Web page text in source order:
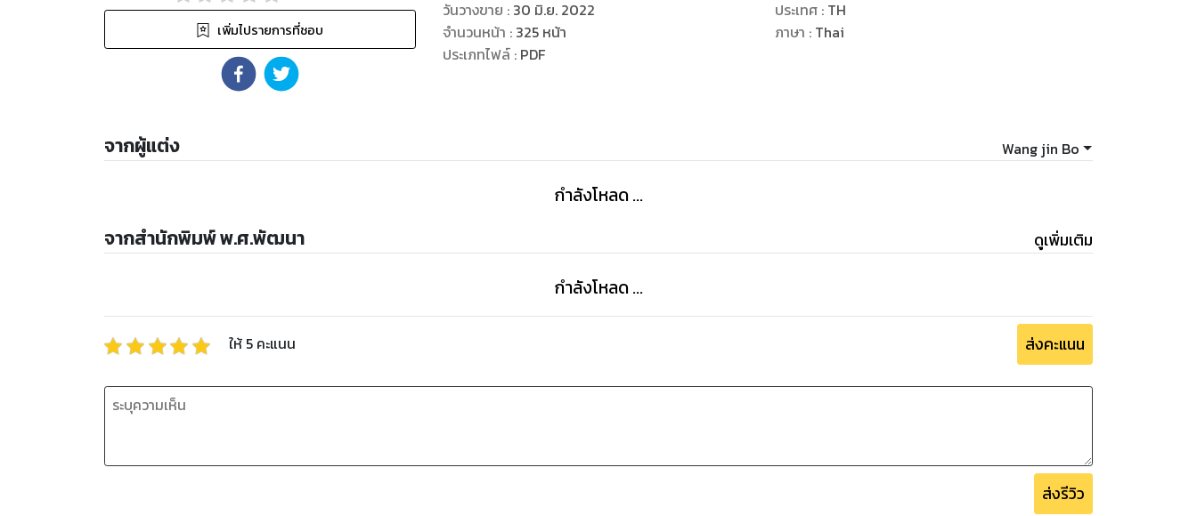
เพิ่มไปรายการที่ชอบ
แปลประโยคในข้อสอบ ครอบคลุมทั้งความรู้พื้นฐาน (ไวยากรณ์ หลักภาษา) และ ความถนัดทางภาษา (การ
อ่าน การสังเคราะห์ วิเคราะห์ เป็นต้น)
ปรับปรุงใหม่พร้อมแนวข้อสอบ เสมือนข้อสอบจริงปีล่าสุด เพื่อให้นักเรียนได้ฝึกฝนและรู้แนวทางของ
- แนวข้อสอบ A-Level ภาษาจีน จำนวน 7 ชุด
- พร้อมเฉลย และคำแปลประโยคในข้อสอบ
วันวางขาย : 30 มิ.ย. 2022
จำนวนหน้า : 325 หน้า
ประเภทไฟล์: PDF
ประเทศ : TH
ภาษา : Thai
จากผู้แต่ง Wang jin Bo
กำลังโหลด ...
จากสำนักพิมพ์ พ.ศ.พัฒนา ดูเพิ่มเติม
กำลังโหลด ...
ให้ 5 คะแนน ส่งคะแนน
ส่งรีวิว